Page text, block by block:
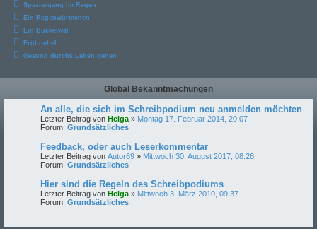
Spaziergang im Regen
Ein Regenwürmchen
Ein Buckelwal
Frühnebel
Gesund durchs Leben gehen
Global Bekanntmachungen
An alle, die sich im Schreibpodium neu anmelden möchten
Letzter Beitrag von Helga » Montag 17. Februar 2014, 20:07
Forum: Grundsätzliches
Feedback, oder auch Leserkommentar
Letzter Beitrag von Autor69 » Mittwoch 30. August 2017, 08:26
Forum: Grundsätzliches
Hier sind die Regeln des Schreibpodiums
Letzter Beitrag von Helga » Mittwoch 3. März 2010, 09:37
Forum: Grundsätzliches